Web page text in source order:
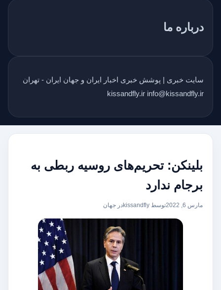
درباره ما
سایت خبری | پوشش خبری اخبار ایران و جهان ایران - تهران
kissandfly.ir info@kissandfly.ir
بلینکن: تحریم‌های روسیه ربطی به
برجام ندارد
مارس 6, 2022 توسط kissandfly در جهان